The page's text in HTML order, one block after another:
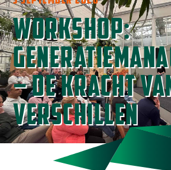
WORKSHOP:
– DE KRACHT
VERSCHILLEN